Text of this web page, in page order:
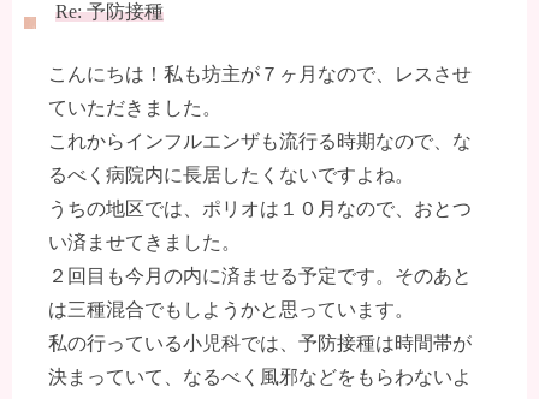
Re: 予防接種
こんにちは！私も坊主が７ヶ月なので、レスさせ
ていただきました。
これからインフルエンザも流行る時期なので、な
るべく病院内に長居したくないですよね。
うちの地区では、ポリオは１０月なので、おとつ
い済ませてきました。
２回目も今月の内に済ませる予定です。そのあと
は三種混合でもしようかと思っています。
私の行っている小児科では、予防接種は時間帯が
決まっていて、なるべく風邪などをもらわないよ